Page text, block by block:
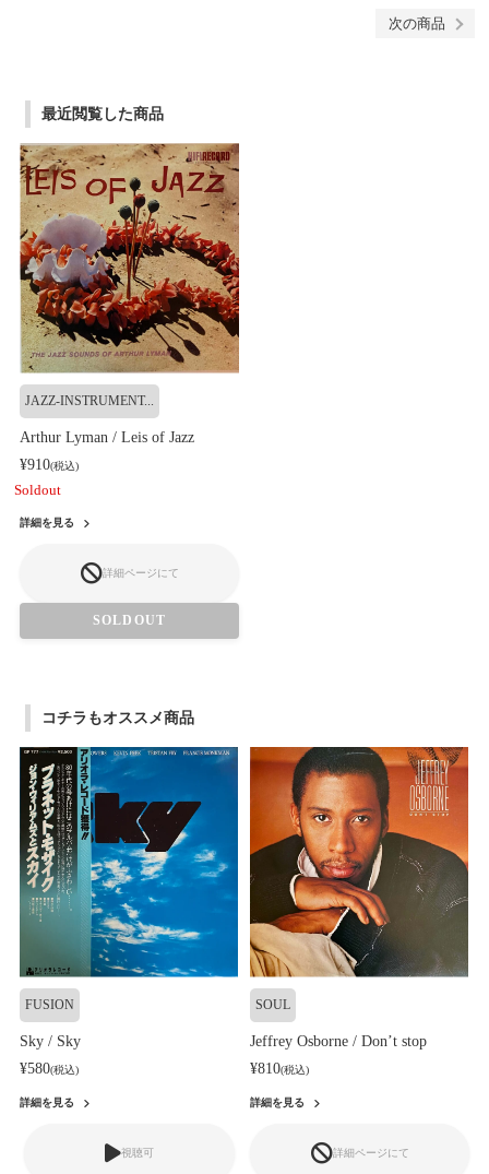
次の商品
最近閲覧した商品
JAZZ-INSTRUMENT...
Arthur Lyman / Leis of Jazz
¥910(税込)
Soldout
詳細を見る
詳細ページにて
SOLDOUT
コチラもオススメ商品
FUSION
Sky / Sky
¥580(税込)
詳細を見る
視聴可
SOUL
Jeffrey Osborne / Don’t stop
¥810(税込)
詳細を見る
詳細ページにて